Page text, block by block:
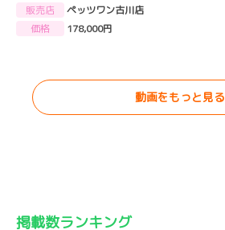
販売店
ペッツワン古川店
価格
178,000円
動画をもっと見る
掲載数ランキング